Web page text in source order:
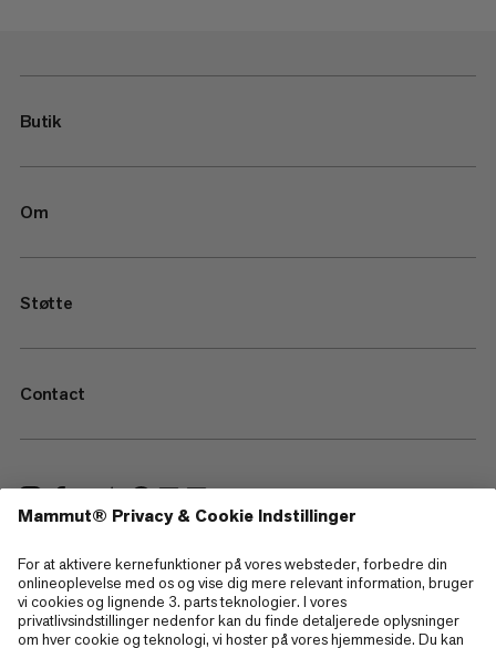
Butik
Om
Støtte
Contact
—